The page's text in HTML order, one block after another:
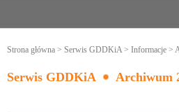
Strona główna > Serwis GDDKiA> Informacje >
Serwis GDDKiA Archiwum